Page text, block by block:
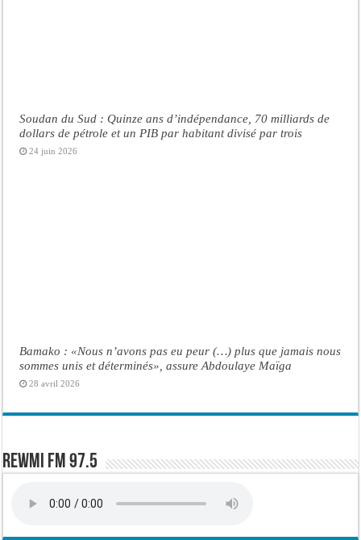
Soudan du Sud : Quinze ans d’indépendance, 70 milliards de
dollars de pétrole et un PIB par habitant divisé par trois
24 juin 2026
Bamako : «Nous n’avons pas eu peur (…) plus que jamais nous
sommes unis et déterminés», assure Abdoulaye Maïga
28 avril 2026
Rewmi FM 97.5